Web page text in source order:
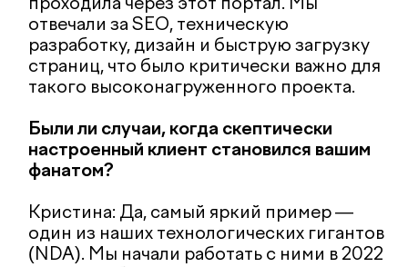
Если бы нужно было донести одну
главную мысль о вашем агентстве для
всех маркетологов, что бы это было?
Кристина: INET — это умное агентство
диджитал-коммуникаций с вами в
любых диджитал-целей с человеческим
подходом. Мы работаем на рынке более
18 лет и обладаем экспертизой в вебе,
SEO, брендинге, креативном дизайне,
ЕСЛИ WEB-DIGITAL, ТО ПОДОЙДЕТ
INET
УЖЕ ДОСТУПНО НА ПЛАТФОРМЕ
NEWBIZ